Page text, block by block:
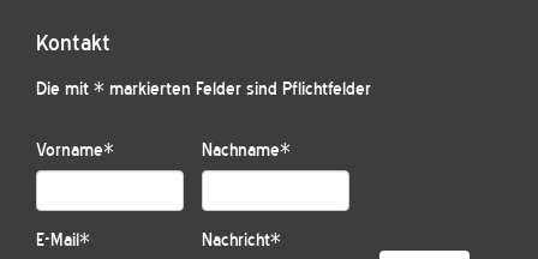
Kontakt
Die mit * markierten Felder sind Pflichtfelder
Vorname* Nachname*
E-Mail* Nachricht*